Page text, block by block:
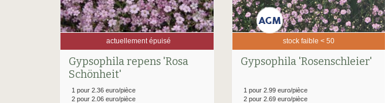
actuellement épuisé
Gypsophila repens 'Rosa
Schönheit'
1 pour 2.36 euro/pièce
2 pour 2.06 euro/pièce
stock faible < 50
Gypsophila 'Rosenschleier'
1 pour 2.99 euro/pièce
2 pour 2.69 euro/pièce